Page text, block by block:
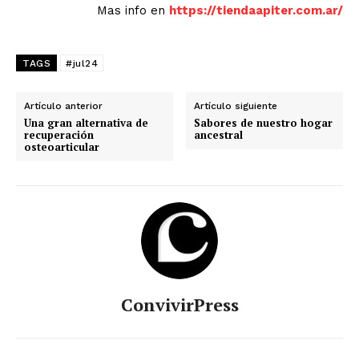
Mas info en https://tiendaapiter.com.ar/
TAGS #jul24
Artículo anterior
Una gran alternativa de
recuperación
osteoarticular
Artículo siguiente
Sabores de nuestro hogar
ancestral
ConvivirPress